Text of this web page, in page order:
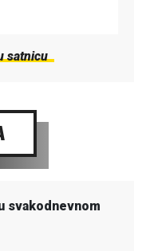
satnicu
svakodnevnom